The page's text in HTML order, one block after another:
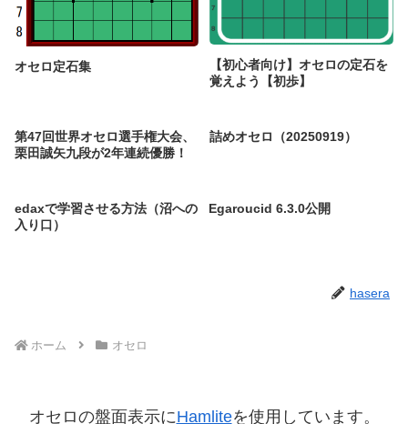
オセロ定石集
【初心者向け】オセロの定石を
覚えよう【初歩】
第47回世界オセロ選手権大会、
栗田誠矢九段が2年連続優勝！
詰めオセロ（20250919）
edaxで学習させる方法（沼への
入り口）
Egaroucid 6.3.0公開
hasera
ホーム オセロ
オセロの盤面表示にHamliteを使用しています。